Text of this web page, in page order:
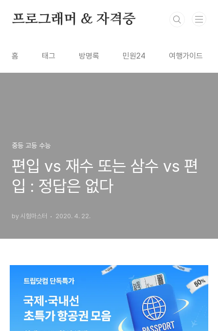
프로그래머 & 자격증
홈 태그 방명록 민원24 여행가이드
중등 고등 수능
편입 vs 재수 또는 삼수 vs 편
입 : 정답은 없다
by 시험마스터 2020. 4. 22.